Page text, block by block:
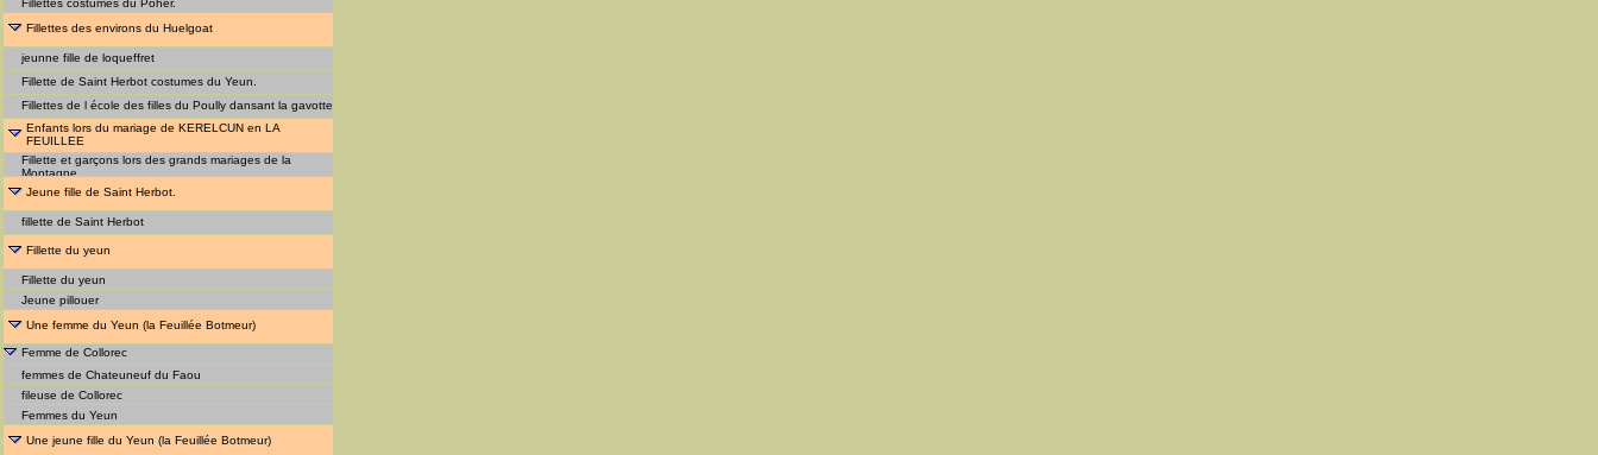
Fillettes costumes du Poher.
jeunne fille de loqueffret
Fillette de Saint Herbot costumes du Yeun.
Fillettes de l école des filles du Poully dansant la gavotte
Fillettes des environs du Huelgoat
Fillette et garçons lors des grands mariages de la
Montagne.
Enfants lors du mariage de KERELCUN en LA
FEUILLEE
fillette de Saint Herbot
Jeune fille de Saint Herbot.
Fillette du yeun
Jeune pillouer
Fillette du yeun
femmes de Chateuneuf du Faou
fileuse de Collorec
Femme de Collorec
Femmes du Yeun
Une femme du Yeun (la Feuillée Botmeur)
Une jeune fille du Yeun (la Feuillée Botmeur)